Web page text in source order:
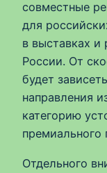
совместные
для
в выставках
России. От
будет
направления
категорию
премиального
Отдельного